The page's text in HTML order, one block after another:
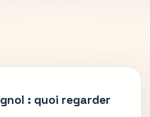
: quoi regarder